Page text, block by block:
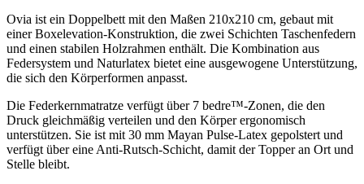
Ovia ist ein Doppelbett mit den Maßen 210x210 cm, gebaut mit
einer Boxelevation-Konstruktion, die zwei Schichten Taschenfedern
und einen stabilen Holzrahmen enthält. Die Kombination aus
Federsystem und Naturlatex bietet eine ausgewogene Unterstützung,
die sich den Körperformen anpasst.
Die Federkernmatratze verfügt über 7 bedre™-Zonen, die den
Druck gleichmäßig verteilen und den Körper ergonomisch
unterstützen. Sie ist mit 30 mm Mayan Pulse-Latex gepolstert und
verfügt über eine Anti-Rutsch-Schicht, damit der Topper an Ort und
Stelle bleibt.